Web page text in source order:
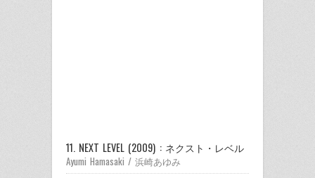
11. NEXT LEVEL (2009) : ネクスト・レベル
Ayumi Hamasaki / 浜崎あゆみ